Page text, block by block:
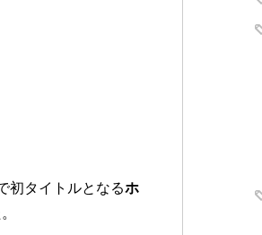
初タイトルとなるホ